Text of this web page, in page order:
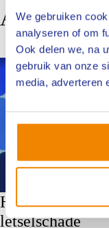
We gebruiken
analyseren of om
Ook delen we, na
gebruik van onze
media, adverteren
Anderen
Bekijk alles
Hier gaat het te
letselschade